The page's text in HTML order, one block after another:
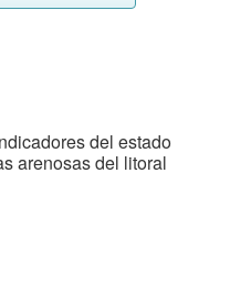
del estado
arenosas del litoral